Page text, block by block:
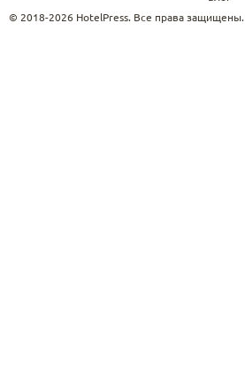
© 2018-2026 HotelPress. Все права защищены.